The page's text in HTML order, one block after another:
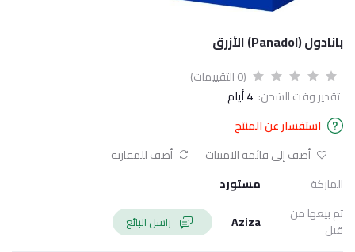
بانادول (Panadol) الأزرق
(0 التقييمات)
تقدير وقت الشحن: 4 أيام
استفسار عن المنتج
أضف إلى قائمة الامنيات
أضف للمقارنة
الماركة
مستورد
تم بيعها من
قبل
Aziza